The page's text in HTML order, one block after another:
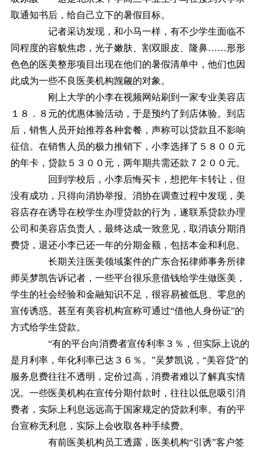
取通知书后，给自己立下的暑假目标。
记者采访发现，和小马一样，有不少学生面临不
同程度的容貌焦虑，光子嫩肤、割双眼皮、隆鼻……形形
色色的医美整形项目出现在他们的暑假清单中，他们也因
此成为一些不良医美机构觊觎的对象。
刚上大学的小李在视频网站刷到一家专业美容店
１８．８元的优惠体验活动，于是预约了到店体验。到店
后，销售人员开始推荐各种套餐，声称可以贷款且不影响
征信。在销售人员的极力推销下，小李选择了５８００元
的年卡，贷款５３００元，两年期共需还款７２００元。
回到学校后，小李后悔买卡，想把年卡转让，但
没有成功，只得向消协举报。消协在调查过程中发现，美
容店存在诱导在校学生办理贷款的行为，遂联系贷款办理
公司和美容店负责人，最终达成一致意见，取消该分期消
费贷，退还小李已还一年的分期金额，包括本金和利息。
长期关注医美领域案件的广东合拓律师事务所律
师吴梦凯告诉记者，一些平台很乐意借钱给学生做医美，
学生的社会经验和金融知识不足，很容易被低息、零息的
宣传诱惑。甚至有美容机构宣称可通过“借他人身份证”的
方式给学生贷款。
“有的平台向消费者宣传利率３％，但实际上说的
是月利率，年化利率已达３６％。”吴梦凯说，“美容贷”的
服务息费往往不透明，定价过高，消费者难以了解真实情
况。一些医美机构在宣传分期付款时，往往以低息吸引消
费者，实际上利息远远高于国家规定的贷款利率。有的平
台宣称无利息，实际上会收取各种手续费。
有前医美机构员工透露，医美机构“引诱”客户签